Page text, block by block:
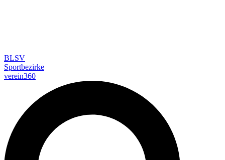
BLSV
Sportbezirke
verein360